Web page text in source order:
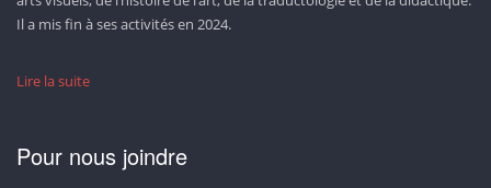
Il a mis fin à ses activités en 2024.
Lire la suite
Pour nous joindre